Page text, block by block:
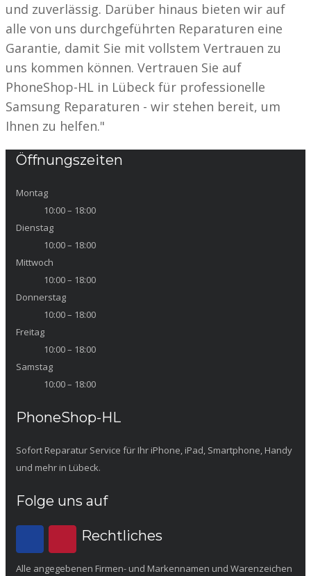
und zuverlässig. Darüber hinaus bieten wir auf
alle von uns durchgeführten Reparaturen eine
Garantie, damit Sie mit vollstem Vertrauen zu
uns kommen können. Vertrauen Sie auf
PhoneShop-HL in Lübeck für professionelle
Samsung Reparaturen - wir stehen bereit, um
Ihnen zu helfen."
Öffnungszeiten
Montag
10:00 – 18:00
Dienstag
10:00 – 18:00
Mittwoch
10:00 – 18:00
Donnerstag
10:00 – 18:00
Freitag
10:00 – 18:00
Samstag
10:00 – 18:00
PhoneShop-HL
Sofort Reparatur Service für Ihr iPhone, iPad, Smartphone, Handy
und mehr in Lübeck.
Folge uns auf
Rechtliches
Alle angegebenen Firmen- und Markennamen und Warenzeichen